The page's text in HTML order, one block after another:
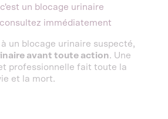
un blocage urinaire
immédiatement
à un blocage urinaire suspecté,
avant toute action. Une
professionnelle fait toute la
et la mort.